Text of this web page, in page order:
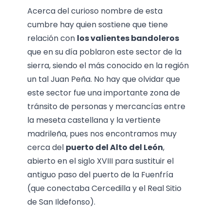
Acerca del curioso nombre de esta
cumbre hay quien sostiene que tiene
relación con los valientes bandoleros
que en su día poblaron este sector de la
sierra, siendo el más conocido en la región
un tal Juan Peña. No hay que olvidar que
este sector fue una importante zona de
tránsito de personas y mercancías entre
la meseta castellana y la vertiente
madrileña, pues nos encontramos muy
cerca del puerto del Alto del León,
abierto en el siglo XVIII para sustituir el
antiguo paso del puerto de la Fuenfría
(que conectaba Cercedilla y el Real Sitio
de San Ildefonso).